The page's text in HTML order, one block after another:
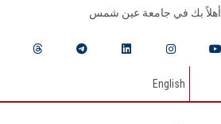
أهلاً بك في جامعة عين شمس
English